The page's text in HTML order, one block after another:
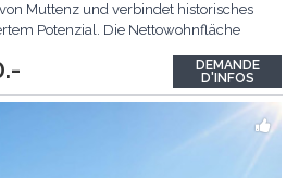
Muttenz und verbindet historisches
Potenzial. Die Nettowohnfläche
m2 durch vielseitige Verwendbarkeit
Schür mit Rund 39 m2 eröffnet...
DEMANDE
D'INFOS